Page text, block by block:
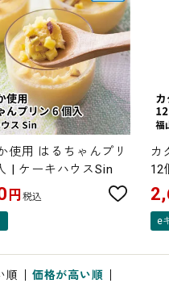
使用 はるちゃんプリ
| ケーキハウスSin
円 税込
カ
12
e
順 価格が高い順